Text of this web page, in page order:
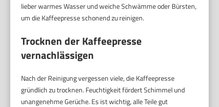
lieber warmes Wasser und weiche Schwämme oder Bürsten,
um die Kaffeepresse schonend zu reinigen.
Trocknen der Kaffeepresse
vernachlässigen
Nach der Reinigung vergessen viele, die Kaffeepresse
gründlich zu trocknen. Feuchtigkeit fördert Schimmel und
unangenehme Gerüche. Es ist wichtig, alle Teile gut